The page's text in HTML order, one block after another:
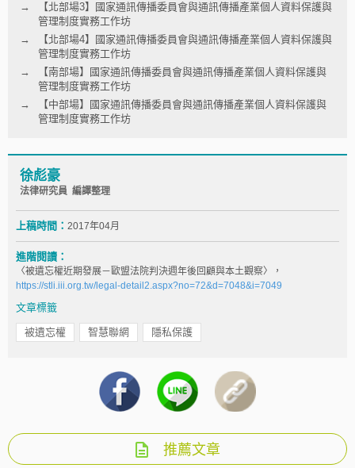
【北部場3】國家通訊傳播委員會與通訊傳播產業個人資料保護與
管理制度實務工作坊
【北部場4】國家通訊傳播委員會與通訊傳播產業個人資料保護與
管理制度實務工作坊
【南部場】國家通訊傳播委員會與通訊傳播產業個人資料保護與
管理制度實務工作坊
【中部場】國家通訊傳播委員會與通訊傳播產業個人資料保護與
管理制度實務工作坊
徐彪豪
法律研究員 編譯整理
上稿時間： 2017年04月
進階閱讀：
〈被遺忘權近期發展－歐盟法院判決週年後回顧與本土觀察〉，
https://stli.iii.org.tw/legal-detail2.aspx?no=72&d=7048&i=7049
文章標籤
被遺忘權 智慧聯網 隱私保護
推薦文章